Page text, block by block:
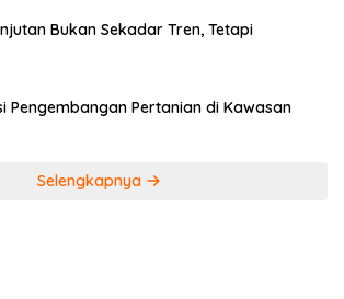
Bukan Sekadar Tren, Tetapi
Pengembangan Pertanian di Kawasan
Selengkapnya